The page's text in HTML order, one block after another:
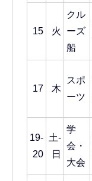
15 火
クル
ーズ
船
17 木
スポ
ーツ
19-
20
土-
日
学
会・
大会